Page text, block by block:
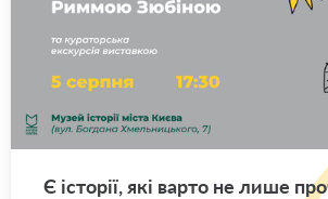
Є істо­рії, які варто не лише